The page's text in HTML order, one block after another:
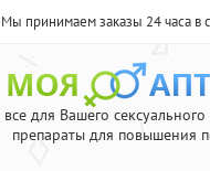
Мы принимаем заказы 24 часа в
все для Вашего
препараты для повышения